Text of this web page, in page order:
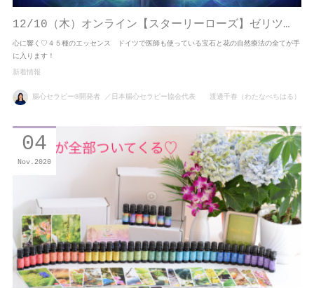
12/10（木）オンライン【スターリーローズ】ゼリツ…
心に響く♡４５種のエッセンス ドイツで医師も使っている宝石と花の自然療法の全てが手
に入ります！
新着情報
腸心セラピー®開発者 ／日本腸心セラピー協会代表 渡邊千春（わたなべちはる）
04
Nov 2020